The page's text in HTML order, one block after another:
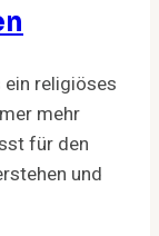
religiöses
mehr
für den
und